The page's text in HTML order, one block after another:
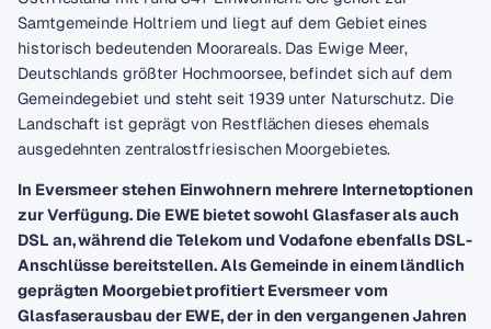
Samtgemeinde Holtriem und liegt auf dem Gebiet eines
historisch bedeutenden Moorareals. Das Ewige Meer,
Deutschlands größter Hochmoorsee, befindet sich auf dem
Gemeindegebiet und steht seit 1939 unter Naturschutz. Die
Landschaft ist geprägt von Restflächen dieses ehemals
ausgedehnten zentralostfriesischen Moorgebietes.
In Eversmeer stehen Einwohnern mehrere Internetoptionen
zur Verfügung. Die EWE bietet sowohl Glasfaser als auch
DSL an, während die Telekom und Vodafone ebenfalls DSL-
Anschlüsse bereitstellen. Als Gemeinde in einem ländlich
geprägten Moorgebiet profitiert Eversmeer vom
Glasfaserausbau der EWE, der in den vergangenen Jahren